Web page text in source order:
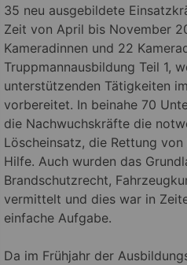
35 neu ausgebildete
Zeit von April bis November
Kameradinnen und 22
Truppmannausbildung Teil 1,
unterstützenden Tätigkeiten
vorbereitet. In beinahe 70
die Nachwuchskräfte die
Löscheinsatz, die Rettung
Hilfe. Auch wurden das
Brandschutzrecht,
vermittelt und dies war in
einfache Aufgabe.
Da im Frühjahr der